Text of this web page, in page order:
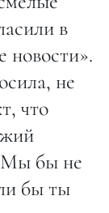
в
новости».
не
что
бы не
бы ты